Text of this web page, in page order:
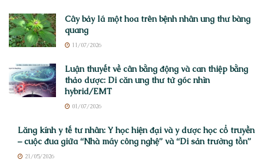
Cây bảy lá một hoa trên bệnh nhân ung thư bàng
quang
11/07/2026
Luận thuyết về cân bằng động và can thiệp bằng
thảo dược: Di căn ung thư từ góc nhìn
hybrid/EMT
01/07/2026
Lăng kính y tế tư nhân: Y học hiện đại và y dược học cổ truyền
– cuộc đua giữa “Nhà máy công nghệ” và “Di sản trường tồn”
21/05/2026